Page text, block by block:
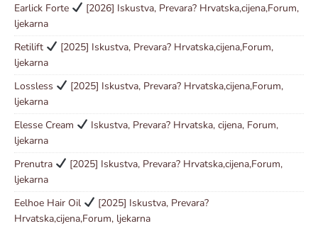
Earlick Forte
[2026] Iskustva, Prevara? Hrvatska,cijena,Forum,
ljekarna
Retilift
[2025] Iskustva, Prevara? Hrvatska,cijena,Forum,
ljekarna
Lossless
[2025] Iskustva, Prevara? Hrvatska,cijena,Forum,
ljekarna
Elesse Cream
Iskustva, Prevara? Hrvatska, cijena, Forum,
ljekarna
Prenutra
[2025] Iskustva, Prevara? Hrvatska,cijena,Forum,
ljekarna
Eelhoe Hair Oil
[2025] Iskustva, Prevara?
Hrvatska,cijena,Forum, ljekarna